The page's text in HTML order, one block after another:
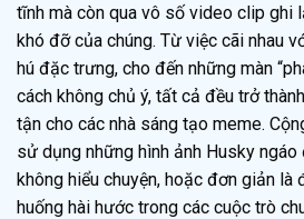
tĩnh mà còn qua vô số video clip ghi
khó đỡ của chúng. Từ việc cãi nhau
hú đặc trưng, cho đến những màn
cách không chủ ý, tất cả đều trở
tận cho các nhà sáng tạo meme.
sử dụng những hình ảnh Husky
không hiểu chuyện, hoặc đơn giản là
huống hài hước trong các cuộc trò